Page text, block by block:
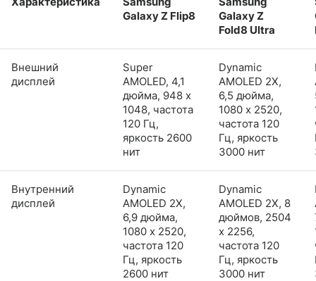
Galaxy Z Flip8
Galaxy Z
Fold8 Ultra
Внешний
дисплей
Super
AMOLED, 4,1
дюйма, 948 x
1048, частота
120 Гц,
яркость 2600
нит
Dynamic
AMOLED 2X,
6,5 дюйма,
1080 x 2520,
частота 120
Гц, яркость
3000 нит
Внутренний
дисплей
Dynamic
AMOLED 2X,
6,9 дюйма,
1080 x 2520,
частота 120
Гц, яркость
2600 нит
Dynamic
AMOLED 2X, 8
дюймов, 2504
x 2256,
частота 120
Гц, яркость
3000 нит